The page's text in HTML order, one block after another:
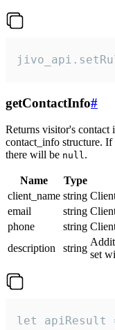
getContactInfo#
Returns visitor's contact
contact_info structure.
there will be null.
Name Type
client_name string
email
string
phone
string
description
string
set
let apiResult